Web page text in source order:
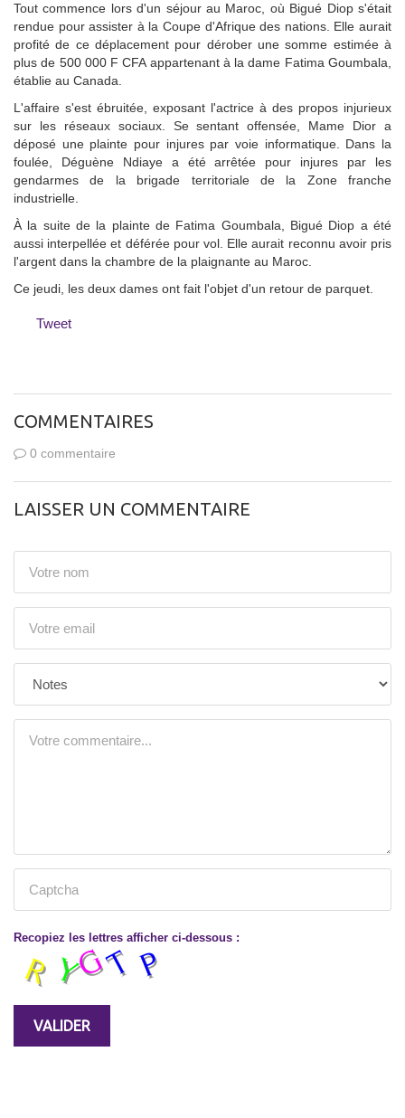
Tout commence lors d'un séjour au Maroc, où Bigué Diop s'était
rendue pour assister à la Coupe d'Afrique des nations. Elle aurait
profité de ce déplacement pour dérober une somme estimée à
plus de 500 000 F CFA appartenant à la dame Fatima Goumbala,
établie au Canada.
L'affaire s'est ébruitée, exposant l'actrice à des propos injurieux
sur les réseaux sociaux. Se sentant offensée, Mame Dior a
déposé une plainte pour injures par voie informatique. Dans la
foulée, Déguène Ndiaye a été arrêtée pour injures par les
gendarmes de la brigade territoriale de la Zone franche
industrielle.
À la suite de la plainte de Fatima Goumbala, Bigué Diop a été
aussi interpellée et déférée pour vol. Elle aurait reconnu avoir pris
l'argent dans la chambre de la plaignante au Maroc.
Ce jeudi, les deux dames ont fait l'objet d'un retour de parquet.
Tweet
COMMENTAIRES
0 commentaire
LAISSER UN COMMENTAIRE
Recopiez les lettres afficher ci-dessous :